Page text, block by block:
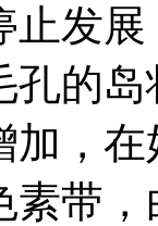
发展
孔的
加，
素带